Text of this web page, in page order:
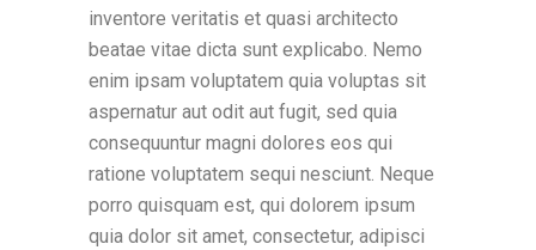
inventore veritatis et quasi architecto
beatae vitae dicta sunt explicabo. Nemo
enim ipsam voluptatem quia voluptas sit
aspernatur aut odit aut fugit, sed quia
consequuntur magni dolores eos qui
ratione voluptatem sequi nesciunt. Neque
porro quisquam est, qui dolorem ipsum
quia dolor sit amet, consectetur, adipisci